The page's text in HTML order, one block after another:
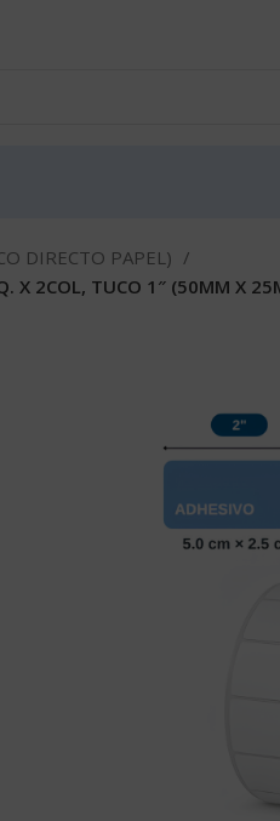
DIRECTO PAPEL)
X 2COL, TUCO 1″ (50MM X
ROLLO
X
Envios a todo el